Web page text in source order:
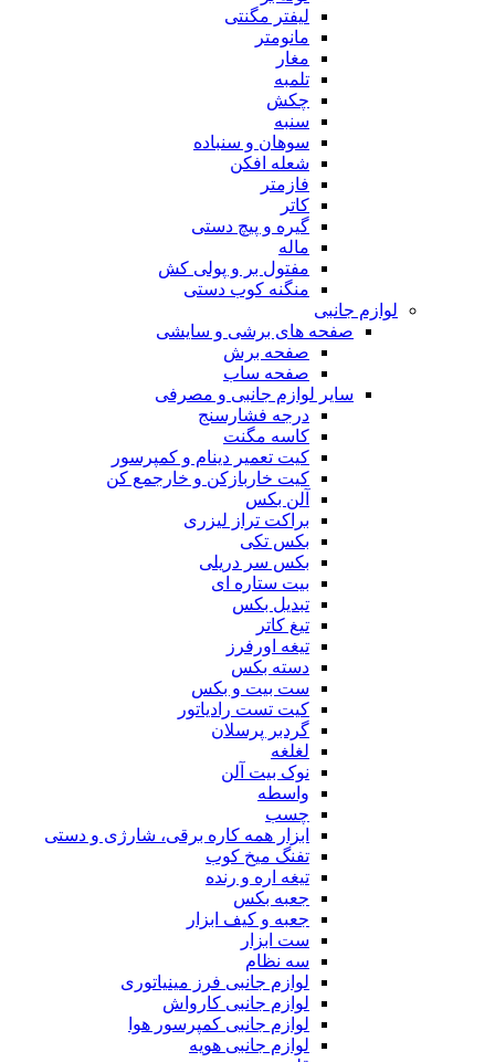
لیفتر مگنتی
مانومتر
مغار
تلمبه
چکش
سنبه
سوهان و سنباده
شعله افکن
فازمتر
کاتر
گیره و پیچ دستی
ماله
مفتول بر و پولی کش
منگنه کوب دستی
لوازم جانبی
صفحه های برشی و سایشی
صفحه برش
صفحه ساب
سایر لوازم جانبی و مصرفی
درجه فشارسنج
کاسه مگنت
کیت تعمیر دینام و کمپرسور
کیت خاربازکن و خارجمع کن
آلن بکس
براکت تراز لیزری
بکس تکی
بکس سر دریلی
بیت ستاره ای
تبدیل بکس
تیغ کاتر
تیغه اورفرز
دسته بکس
ست بیت و بکس
کیت تست رادیاتور
گردبر پرسلان
لغلغه
نوک بیت آلن
واسطه
چسب
ابزار همه کاره برقی، شارژی و دستی
تفنگ میخ کوب
تیغه اره و رنده
جعبه بکس
جعبه و کیف ابزار
ست ابزار
سه نظام
لوازم جانبی فرز مینیاتوری
لوازم جانبی کارواش
لوازم جانبی کمپرسور هوا
لوازم جانبی هویه